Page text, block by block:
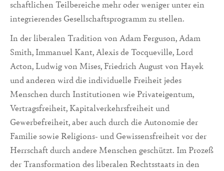
schaftlichen Teilbereiche mehr oder weniger unter ein
integrierendes Gesellschaftspro­gramm zu stellen.
In der liberalen Tradition von Adam Ferguson, Adam
Smith, Immanuel Kant, Alexis de Tocqueville, Lord
Acton, Ludwig von Mises, Friedrich August von Hayek
und anderen wird die individuelle Freiheit jedes
Menschen durch Institutionen wie Privateigentum,
Vertragsfreiheit, Kapitalverkehrsfreiheit und
Gewerbefreiheit, aber auch durch die Au­tonomie der
Familie sowie Religions- und Gewissensfreiheit vor der
Herrschaft durch andere Menschen geschützt. Im Prozeß
der Transformation des liberalen Rechtsstaats in den